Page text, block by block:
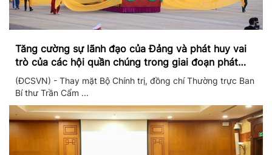
Tăng cường sự lãnh đạo của Đảng và phát huy vai
trò của các hội quần chúng trong giai đoạn phát
triển mới
(ĐCSVN) - Thay mặt Bộ Chính trị, đồng chí Thường trực Ban
Bí thư Trần Cẩm ...